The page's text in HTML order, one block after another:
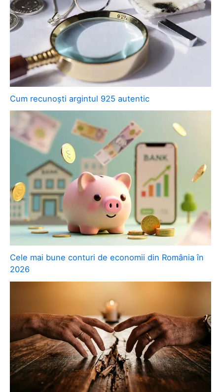
Cum recunoști argintul 925 autentic
Cele mai bune conturi de economii din România în
2026